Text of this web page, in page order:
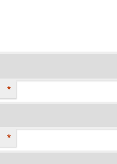
*
*